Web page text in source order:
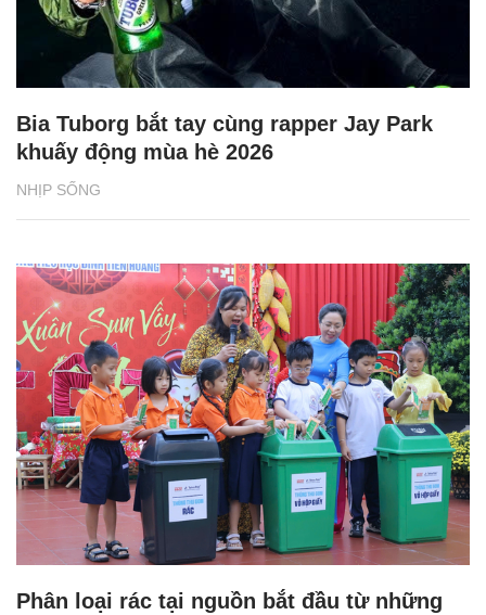
NHỊP SỐNG
Bia Tuborg bắt tay cùng rapper Jay Park
khuấy động mùa hè 2026
Phân loại rác tại nguồn bắt đầu từ những